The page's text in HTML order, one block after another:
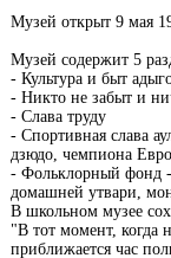
Музей открыт 9 мая
Музей содержит 5
- Культура и быт
- Никто не забыт и
- Слава труду
- Спортивная слава
дзюдо, чемпиона
- Фольклорный фонд
домашней утвари,
В школьном музее
"В тот момент, когда
приближается час